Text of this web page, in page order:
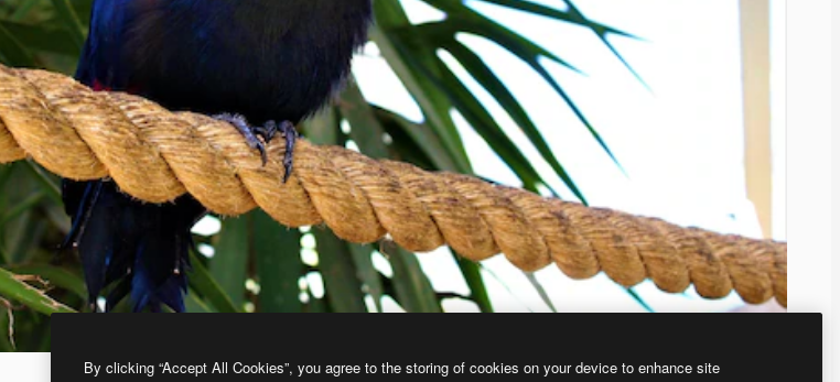
By clicking “Accept All Cookies”, you agree to the storing of cookies on your device to enhance site